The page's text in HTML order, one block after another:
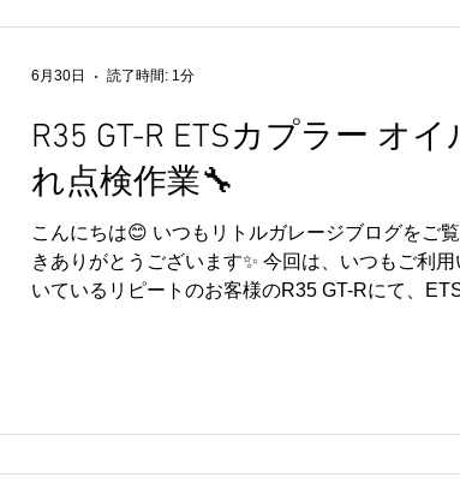
ご依頼いただいております🔧 今回は、普段お使
た。 車検では法定点検はもちろんのこと、ブレ
回り、エンジンルームなど各部をしっかり点検し
にお乗りいただけるよう丁寧に整備を進めさせて
きました✨ 毎日の生活やお仕事で活躍するハイエ
からこそ、安心してお乗りいただける状態を維持
とが大切です👍 リトルガレージでは、R35 GT-R
とした
R35 GT-R ETSカプラー オイ
れ点検作業🔧
こんにちは😊 いつもリトルガレージブログをご
きありがとうございます✨ 今回は、いつもご利
いているリピートのお客様のR35 GT-Rにて、
プラー周辺の状態を確認するため、各部を丁寧に
6月30日 読了時間: 1分